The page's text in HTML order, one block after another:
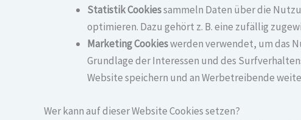
Statistik Cookiessammeln Daten über die
optimieren. Dazu gehört z. B. eine zufällig
Marketing Cookieswerden verwendet, um das
Grundlage der Interessen und des
Website speichern und an Werbetreibende
Wer kann auf dieser Website Cookies setzen?